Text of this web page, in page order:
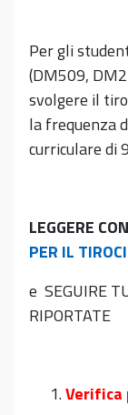
Per gli
(DM509,
svolgere il
la frequenza
curriculare di
LEGGERE
PER IL
e SEGUIRE
RIPORTATE
Verifica